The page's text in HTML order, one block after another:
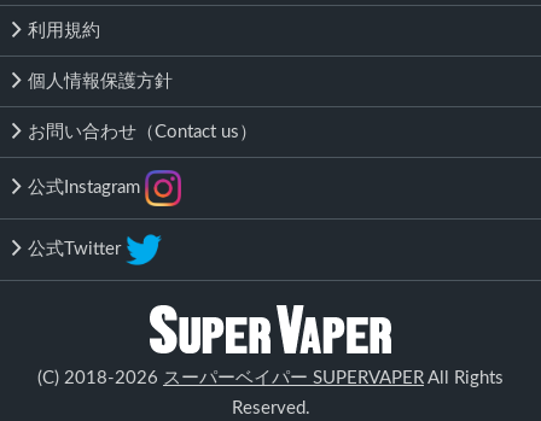
利用規約
個人情報保護方針
お問い合わせ（Contact us）
公式Instagram
公式Twitter
(C) 2018-2026 スーパーベイパー SUPERVAPER All Rights
Reserved.
該当する商品がありません
検索する